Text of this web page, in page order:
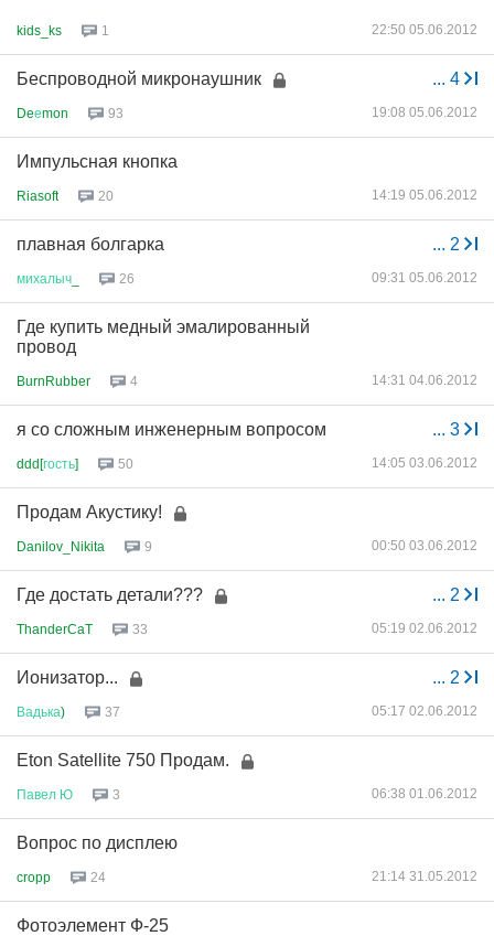
kids_ks 1 22:50 05.06.2012
... 4
Беспроводной микронаушник
Deеmon 93 19:08 05.06.2012
Импульсная кнопка
Riasoft 20 14:19 05.06.2012
... 2
плавная болгарка
михалыч 26 09:31 05.06.2012
Где купить медный эмалированный
провод
BurnRubber 4 14:31 04.06.2012
... 3
я со сложным инженерным вопросом
ddd[гость] 50 14:05 03.06.2012
Продам Акустику!
Danilov_Nikita 9 00:50 03.06.2012
... 2
Где достать детали???
ThanderCaT 33 05:19 02.06.2012
... 2
Ионизатор...
Вадька) 37 05:17 02.06.2012
Eton Satellite 750 Продам.
Павел Ю 3 06:38 01.06.2012
Вопрос по дисплею
cropp 24 21:14 31.05.2012
Фотоэлемент Ф-25